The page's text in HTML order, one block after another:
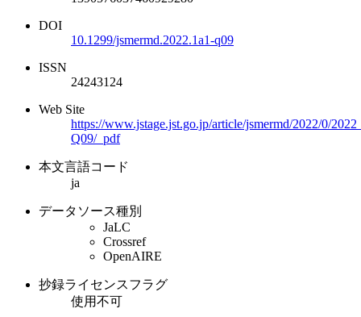
DOI
10.1299/jsmermd.2022.1a1-q09
ISSN
24243124
Web Site
https://www.jstage.jst.go.jp/article/jsmermd/2022/0/
Q09/_pdf
本文言語コード
ja
データソース種別
JaLC
Crossref
OpenAIRE
抄録ライセンスフラグ
使用不可